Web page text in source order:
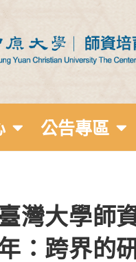
公告專區
灣大學師
：跨界的